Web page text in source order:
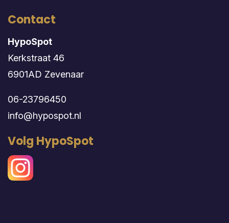
Contact
HypoSpot
Kerkstraat 46
6901AD Zevenaar
06-23796450
info@hypospot.nl
Volg HypoSpot